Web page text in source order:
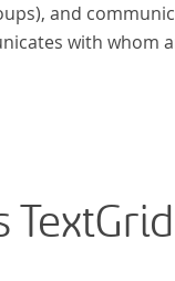
and
with whom